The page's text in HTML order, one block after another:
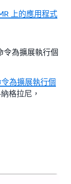
上的應用程式
令為擴展執行個
為擴展執行個
格拉尼，